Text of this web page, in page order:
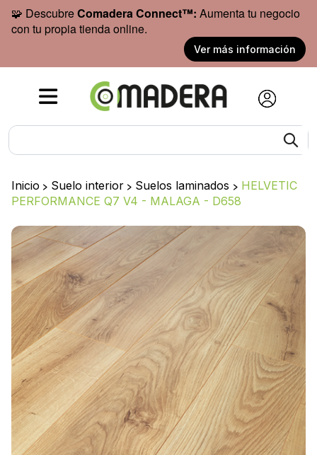
🧩 DescubreComadera Connect™: Aumenta tu negocio
con tu propia tienda online.
Ver más información
Inicio > Suelo interior > Suelos laminados > HELVETIC
PERFORMANCE Q7 V4 - MALAGA - D658